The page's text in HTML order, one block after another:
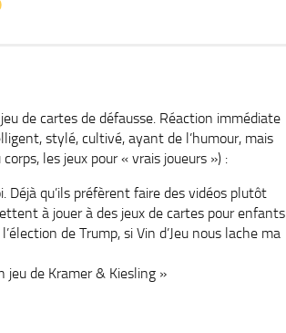
de cartes de défausse. Réaction immédiate
stylé, cultivé, ayant de l’humour, mais
les jeux pour « vrais joueurs ») :
Déjà qu’ils préfèrent faire des vidéos plutôt
à jouer à des jeux de cartes pour enfants
de Trump, si Vin d’Jeu nous lache ma
jeu de Kramer & Kiesling »